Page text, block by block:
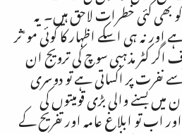
کئی خطرات لاحق ہیں۔ یہ
اور نہ ہی اسکے اظہار کا کوئی موٴثر
کٹر مذہبی سوچ کی ترویج ان
سے نفرت پر اکساتی ہے تو دوسری
بسنے والی بڑی قومیتوں کی
اب تو ابلاغ عامہ اور تفریح کے